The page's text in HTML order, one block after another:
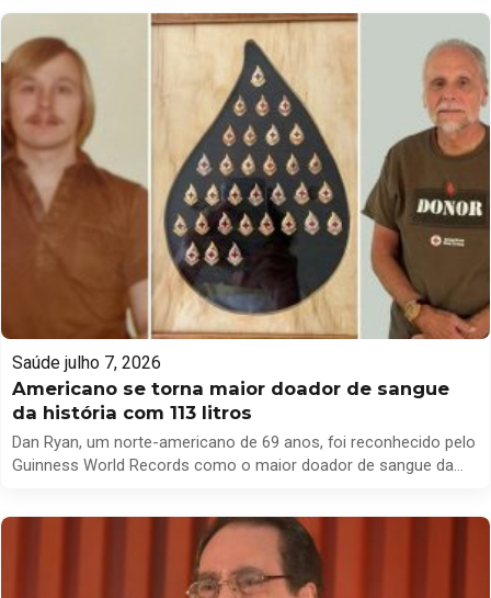
desnecessária. O diagnóstico equivocado ocorreu quando Faye
tinha apenas cinco anos, após a mãe notar que a criança
apresentava dificuldades em correr e […]
Saúde julho 7, 2026
Americano se torna maior doador de sangue
da história com 113 litros
Dan Ryan, um norte-americano de 69 anos, foi reconhecido pelo
Guinness World Records como o maior doador de sangue da
de 2025, em Malta, Nova York. Para contextualizar a importância